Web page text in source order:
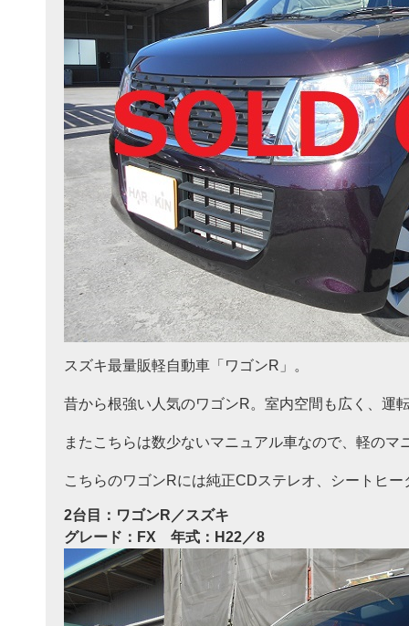
スズキ最量販軽自動車「ワゴンR」。
昔から根強い人気のワゴンR。室内空間も広く、運
またこちらは数少ないマニュアル車なので、軽の
こちらのワゴンRには純正CDステレオ、シートヒ
2台目：ワゴンR／スズキ
グレード：FX 年式：H22／8